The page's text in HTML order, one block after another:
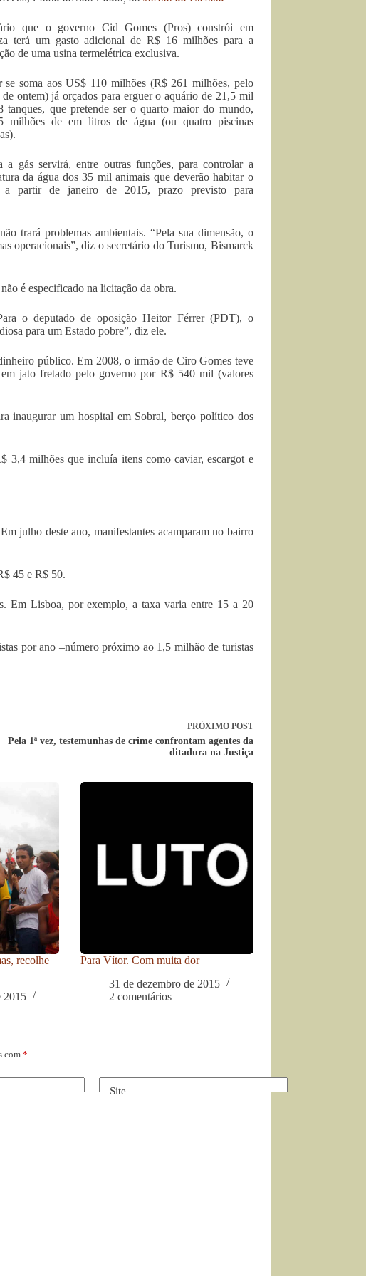
que o governo Cid Gomes (Pros) constrói em
terá um gasto adicional de R$ 16 milhões para a
de uma usina termelétrica exclusiva.
se soma aos US$ 110 milhões (R$ 261 milhões, pelo
ontem) já orçados para erguer o aquário de 21,5 mil
tanques, que pretende ser o quarto maior do mundo,
milhões de em litros de água (ou quatro piscinas
a gás servirá, entre outras funções, para controlar a
da água dos 35 mil animais que deverão habitar o
a partir de janeiro de 2015, prazo previsto para
trará problemas ambientais. “Pela sua dimensão, o
operacionais”, diz o secretário do Turismo, Bismarck
é especificado na licitação da obra.
o deputado de oposição Heitor Férrer (PDT), o
para um Estado pobre”, diz ele.
público. Em 2008, o irmão de Ciro Gomes teve
jato fretado pelo governo por R$ 540 mil (valores
inaugurar um hospital em Sobral, berço político dos
milhões que incluía itens como caviar, escargot e
julho deste ano, manifestantes acamparam no bairro
45 e R$ 50.
Em Lisboa, por exemplo, a taxa varia entre 15 a 20
por ano –número próximo ao 1,5 milhão de turistas
PRÓXIMO POST
Pela 1ª vez, testemunhas de crime confrontam agentes da
ditadura na Justiça
recolhe
2015
Para Vítor. Com muita dor
31 de dezembro de 2015
2 comentários
com *
Site